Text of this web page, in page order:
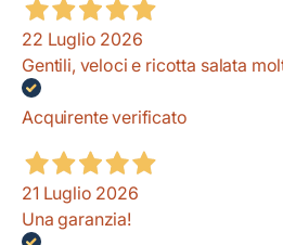
22 Luglio 2026
Gentili, veloci e ricotta salata
Acquirente verificato
21 Luglio 2026
Una garanzia!